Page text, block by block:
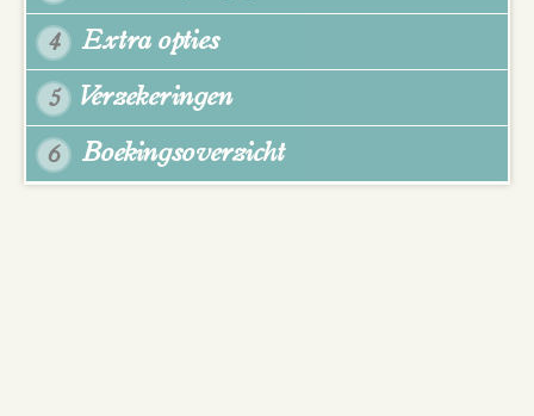
4 Extra opties
5 Verzekeringen
6 Boekingsoverzicht